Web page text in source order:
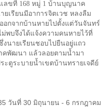
ลขที่ 168 หมู่ 1 บ้านบุญนาค
เรียนมีอาการจิตเวช หลงลืม
กจากบ้านหายไปตั้งแต่วันจันทร์
พบจึงได้แจ้งความคนหายไว้ที่
นายเรียนชอบไปยืนอยู่แถว
พัฒนา แล้วลอยตามน้ำมา
ะตูระบายน้ำเขตบ้านทรายเจดีย์
วันที่ 30 มิถุนายน - 6 กรกฎาคม